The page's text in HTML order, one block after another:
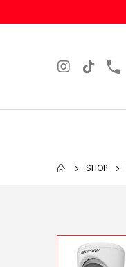
SHOP